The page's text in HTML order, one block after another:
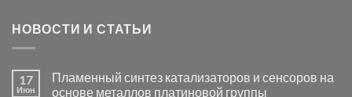
НОВОСТИ И СТАТЬИ
17
Июн
Пламенный синтез катализаторов и сенсоров на
основе металлов платиновой группы